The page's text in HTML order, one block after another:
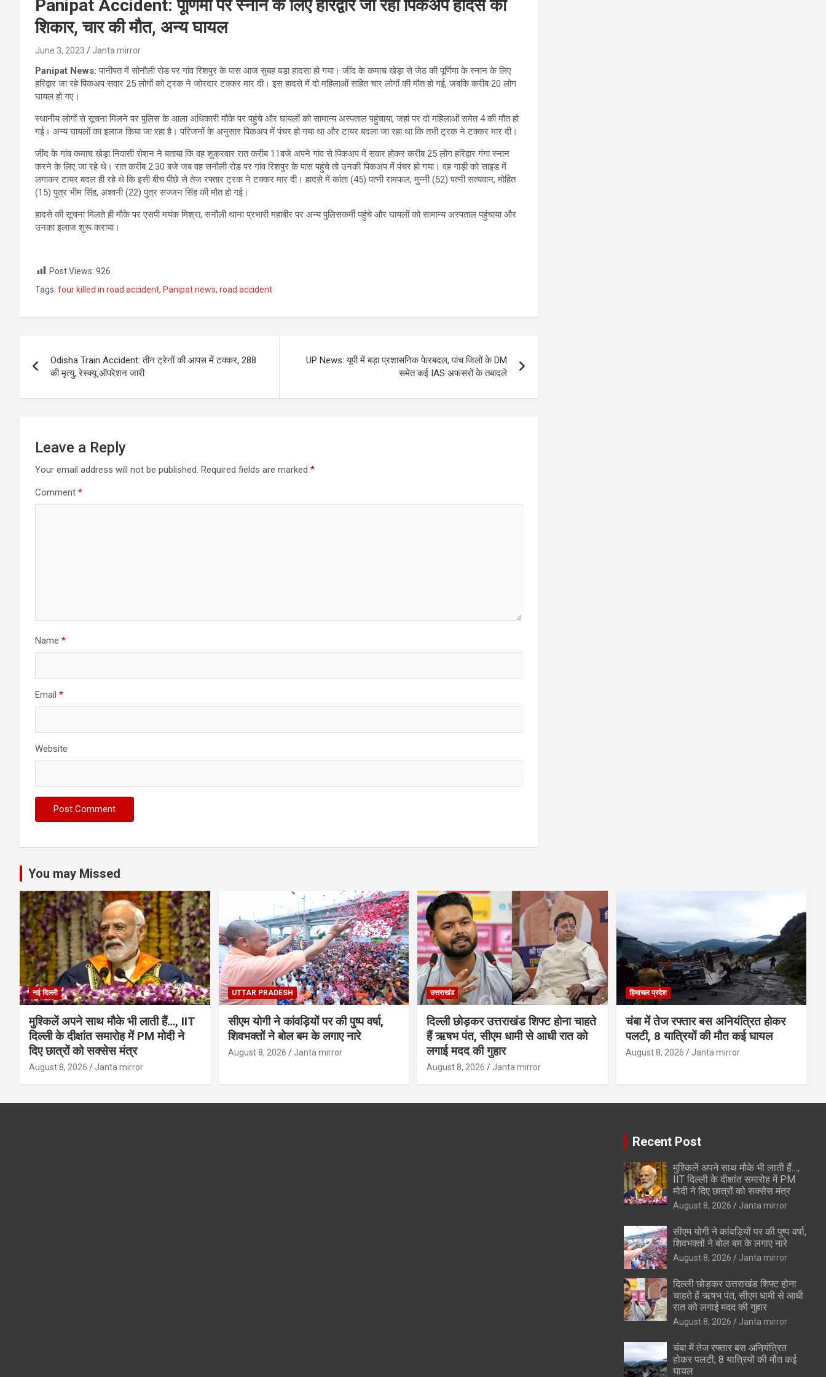
Panipat Accident: पूर्णिमा पर स्नान के लिए हरिद्वार जा रही पिकअप हादसे का
शिकार, चार की मौत, अन्य घायल
June 3, 2023 Janta mirror
Panipat News: पानीपत में सोनौली रोड पर गांव रिशपुर के पास आज सुबह बड़ा हादसा हो गया। जींद के कमाच खेड़ा से जेठ की पूर्णिमा के स्‍नान के लिए
हरिद्वार जा रहे पिकअप सवार 25 लोगों को ट्रक ने जोरदार टक्कर मार दी। इस हादसे में दो महिलाओं सहित चार लोगों की मौत हो गई, जबकि करीब 20 लोग
घायल हो गए।
स्थानीय लोगों से सूचना मिलने पर पुलिस के आला अधिकारी मौके पर पहुंचे और घायलों को सामान्य अस्पताल पहुंचाया, जहां पर दो महिलाओं समेत 4 की मौत हो
गई। अन्‍य घायलों का इलाज किया जा रहा है। परिजनों के अनुसार पिकअप में पंचर हो गया था और टायर बदला जा रहा था कि तभी ट्रक ने टक्कर मार दी।
जींद के गांव कमाच खेड़ा निवासी रोशन ने बताया कि वह शुक्रवार रात करीब 11बजे अपने गांव से पिकअप में सवार होकर करीब 25 लोग हरिद्वार गंगा स्नान
करने के लिए जा रहे थे। रात करीब 2:30 बजे जब वह सनौली रोड पर गांव रिशपुर के पास पहुंचे तो उनकी पिकअप में पंचर हो गया। वह गाड़ी को साइड में
लगाकर टायर बदल ही रहे थे कि इसी बीच पीछे से तेज रफ्तार ट्रक ने टक्कर मार दी। हादसे में कांता (45) पत्नी रामफल, मुन्नी (52) पत्नी सत्यवान, मोहित
(15) पुत्र भीम सिंह, अश्वनी (22) पुत्र सज्जन सिंह की मौत हो गई।
हादसे की सूचना मिलते ही मौके पर एसपी मयंक मिश्रा, सनौली थाना प्रभारी महाबीर पर अन्य पुलिसकर्मी पहुंचे और घायलों को सामान्य अस्पताल पहुंचाया और
उनका इलाज शुरू कराया।
Post Views: 926
Tags: four killed in road accident, Panipat news, road accident
navigation
Odisha Train Accident: तीन ट्रेनों की आपस में टक्कर, 288
की मृत्‍यु, रेस्‍क्‍यू ऑपरेशन जारी
UP News: यूपी में बड़ा प्रशासनिक फेरबदल, पांच जिलों के DM
समेत कई IAS अफसरों के तबादले
Leave a Reply
Your email address will not be published. Required fields are marked *
Comment *
Name *
Email *
Website
You may Missed
नई दिल्ली
मुश्किलें अपने साथ मौके भी लाती हैं…, IIT
दिल्ली के दीक्षांत समारोह में PM मोदी ने
दिए छात्रों को सक्सेस मंत्र
August 8, 2026 Janta mirror
UTTAR PRADESH
सीएम योगी ने कांवड़ियों पर की पुष्प वर्षा,
शिवभक्तों ने बोल बम के लगाए नारे
August 8, 2026 Janta mirror
उत्तराखंड
दिल्ली छोड़कर उत्तराखंड शिफ्ट होना चाहते
हैं ऋषभ पंत, सीएम धामी से आधी रात को
लगाई मदद की गुहार
August 8, 2026 Janta mirror
हिमाचल प्रदेश
चंबा में तेज रफ्तार बस अनियंत्रित होकर
पलटी, 8 यात्रियों की मौत कई घायल
August 8, 2026 Janta mirror
Recent Post
मुश्किलें अपने साथ मौके भी लाती हैं…,
IIT दिल्ली के दीक्षांत समारोह में PM
मोदी ने दिए छात्रों को सक्सेस मंत्र
August 8, 2026 Janta mirror
सीएम योगी ने कांवड़ियों पर की पुष्प वर्षा,
शिवभक्तों ने बोल बम के लगाए नारे
August 8, 2026 Janta mirror
दिल्ली छोड़कर उत्तराखंड शिफ्ट होना
चाहते हैं ऋषभ पंत, सीएम धामी से आधी
रात को लगाई मदद की गुहार
August 8, 2026 Janta mirror
चंबा में तेज रफ्तार बस अनियंत्रित
होकर पलटी, 8 यात्रियों की मौत कई
घायल